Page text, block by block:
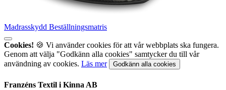
Madrasskydd Beställningsmatris
Cookies! 🍪 Vi använder cookies för att vår webbplats ska fungera.
Genom att välja "Godkänn alla cookies" samtycker du till vår
användning av cookies. Läs mer Godkänn alla cookies
Franzéns Textil i Kinna AB